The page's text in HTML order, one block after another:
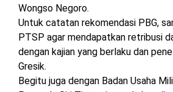
Wongso Negoro.
Untuk catatan rekomendasi PBG,
PTSP agar mendapatkan retribusi
dengan kajian yang berlaku dan
Gresik.
Begitu juga dengan Badan Usaha